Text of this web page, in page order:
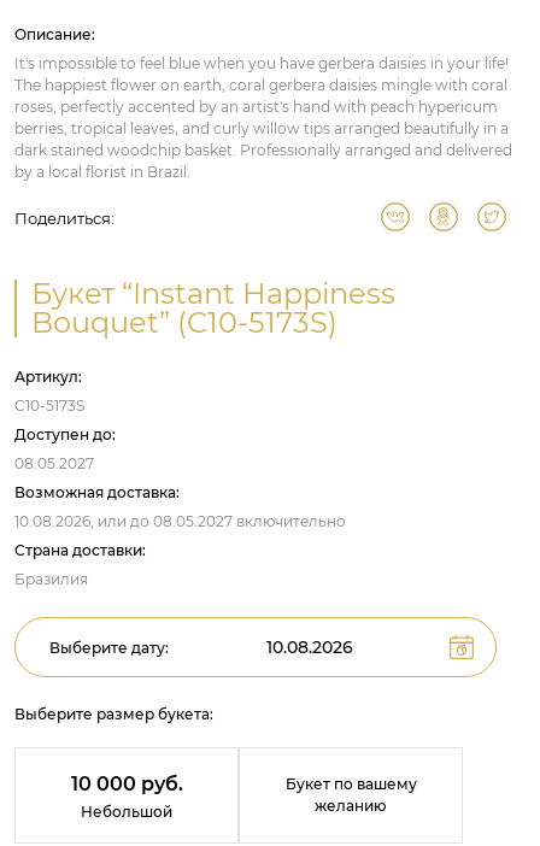
Описание:
It's impossible to feel blue when you have gerbera daisies in your life!
The happiest flower on earth, coral gerbera daisies mingle with coral
roses, perfectly accented by an artist's hand with peach hypericum
berries, tropical leaves, and curly willow tips arranged beautifully in a
dark stained woodchip basket. Professionally arranged and delivered
by a local florist in Brazil.
Поделиться:
Букет “Instant Happiness
Bouquet” (C10-5173S)
Артикул:
C10-5173S
Доступен до:
08.05.2027
Возможная доставка:
10.08.2026, или до 08.05.2027 включительно
Страна доставки:
Бразилия
Выберите дату:
Выберите размер букета:
10 000 руб.
Небольшой
Букет по вашему
желанию